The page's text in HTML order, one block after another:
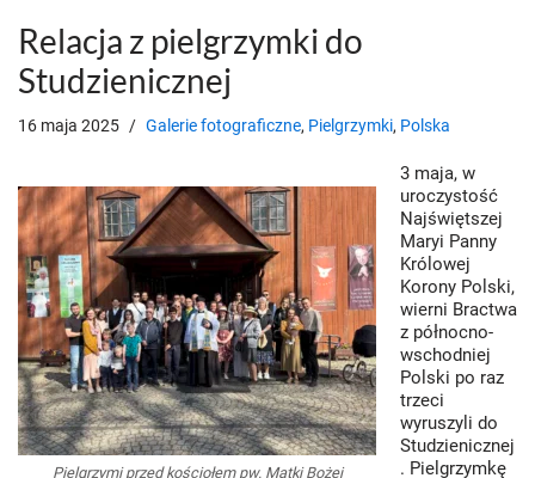
Relacja z pielgrzymki do
Studzienicznej
16 maja 2025 Galerie fotograficzne, Pielgrzymki, Polska
Pielgrzymi przed kościołem pw. Matki Bożej
3 maja, w
uroczystość
Najświętszej
Maryi Panny
Królowej
Korony Polski,
wierni Bractwa
z północno-
wschodniej
Polski po raz
trzeci
wyruszyli do
Studzienicznej
. Pielgrzymkę